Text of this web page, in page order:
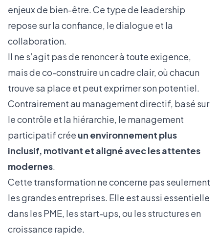
enjeux de bien-être. Ce type de leadership
repose sur la confiance, le dialogue et la
collaboration.
Il ne s’agit pas de renoncer à toute exigence,
mais de co-construire un cadre clair, où chacun
trouve sa place et peut exprimer son potentiel.
Contrairement au management directif, basé sur
le contrôle et la hiérarchie, le management
participatif crée un environnement plus
inclusif, motivant et aligné avec les attentes
modernes.
Cette transformation ne concerne pas seulement
les grandes entreprises. Elle est aussi essentielle
dans les PME, les start-ups, ou les structures en
croissance rapide.